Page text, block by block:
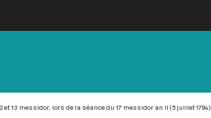
13 messidor, lors de la séance du 17 messidor an II (5 juillet 1794)